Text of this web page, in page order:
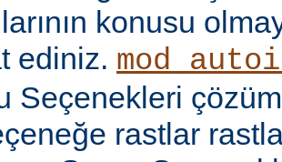
konusu
ediniz.
Seçenekleri
rastlar